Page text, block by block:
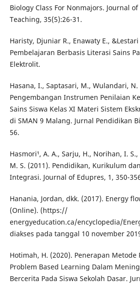
Biology Class For Nonmajors. Journal
Teaching, 35(5):26-31.
Haristy, Djuniar R., Enawaty E.,
Pembelajaran Berbasis Literasi Sains
Elektrolit.
Hasana, I., Saptasari, M., Wulandari, N.
Pengembangan Instrumen Penilaian
Sains Siswa Kelas XI Materi Sistem
di SMAN 9 Malang. Jurnal Pendidikan
56.
Hasmori¹, A. A., Sarju, H., Norihan, I.
M. S. (2011). Pendidikan, Kurikulum
Integrasi. Journal of Edupres, 1, 350-
Hanania, Jordan, dkk. (2017). Energy
(Online). (https://
energyeducation.ca/encyclopedia/
diakses pada tanggal 10 november
Hotimah, H. (2020). Penerapan Metode
Problem Based Learning Dalam
Bercerita Pada Siswa Sekolah Dasar.